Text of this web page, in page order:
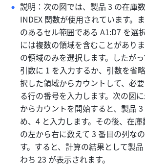
説明：次の図では、製品 3 の在庫
INDEX 関数が使用されています。
のあるセル範囲である A1:D7 を選
には複数の領域を含むことがあり
の領域のみを選択します。したが
引数に 1 を入力するか、引数を省
択した領域からカウントして、必
る行の番号を入力します。次の図
からカウントを開始すると、製品
め、4 と入力します。その後、在
の左から右に数えて 3 番目の列な
す。すると、計算の結果として製
わち 23 が表示されます。